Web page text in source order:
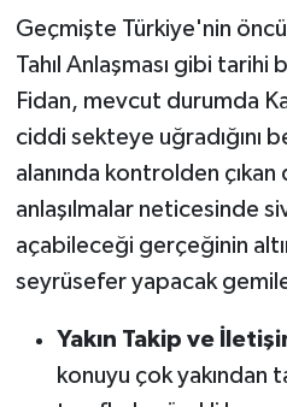
Geçmişte Türkiye'nin
Tahıl Anlaşması gibi tarihi
Fidan, mevcut durumda
ciddi sekteye uğradığını
alanında kontrolden
anlaşılmalar neticesinde
açabileceği gerçeğinin
seyrüsefer yapacak
Yakın Takip ve
konuyu çok yakından